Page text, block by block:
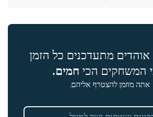
אוהדים מתעדכנים כל הזמן
המשחקים הכי חמים.
אתה מוזמן להצטרף אליהם.